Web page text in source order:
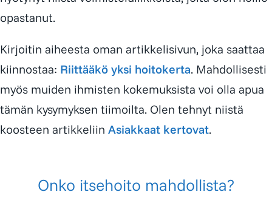
opastanut.
Kirjoitin aiheesta oman artikkelisivun, joka saattaa
kiinnostaa: Riittääkö yksi hoitokerta. Mahdollisesti
myös muiden ihmisten kokemuksista voi olla apua
tämän kysymyksen tiimoilta. Olen tehnyt niistä
koosteen artikkeliin Asiakkaat kertovat.
Onko itsehoito mahdollista?